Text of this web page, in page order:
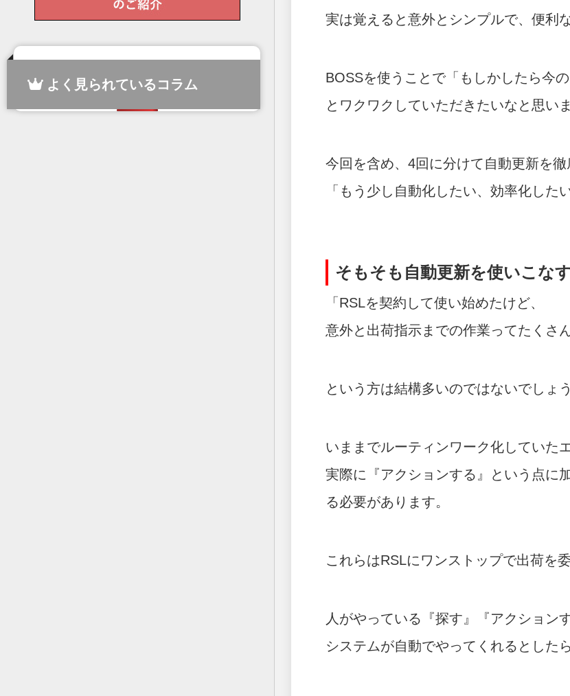
よく見られているコラム
実は覚えると意外とシンプルで、便利
BOSSを使うことで「もしかしたら今
とワクワクしていただきたいなと思いま
今回を含め、4回に分けて自動更新を
「もう少し自動化したい、効率化した
そもそも自動更新を使いこな
「RSLを契約して使い始めたけど、
意外と出荷指示までの作業ってたくさ
という方は結構多いのではないでしょ
いままでルーティンワーク化していた
実際に『アクションする』という点に
る必要があります。
これらはRSLにワンストップで出荷を
人がやっている『探す』『アクション
システムが自動でやってくれるとした